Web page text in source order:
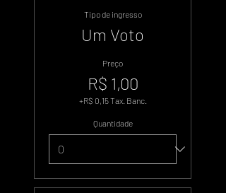
Tipo de ingresso
Um Voto
Preço
R$ 1,00
+R$ 0,15 Tax. Banc.
Quantidade